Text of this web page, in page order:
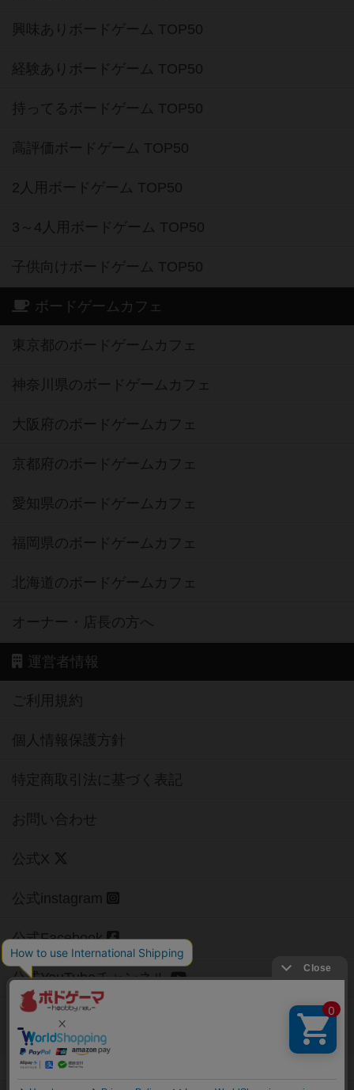
興味ありボードゲーム TOP50
経験ありボードゲーム TOP50
持ってるボードゲーム TOP50
高評価ボードゲーム TOP50
2人用ボードゲーム TOP50
3～4人用ボードゲーム TOP50
子供向けボードゲーム TOP50
ボードゲームカフェ
東京都のボードゲームカフェ
神奈川県のボードゲームカフェ
大阪府のボードゲームカフェ
京都府のボードゲームカフェ
愛知県のボードゲームカフェ
福岡県のボードゲームカフェ
北海道のボードゲームカフェ
オーナー・店長の方へ
運営者情報
ご利用規約
個人情報保護方針
特定商取引法に基づく表記
お問い合わせ
公式X
公式instagram
公式Facebook
公式YouTubeチャンネル